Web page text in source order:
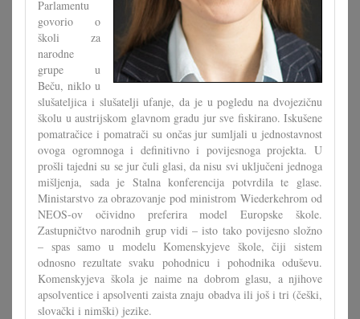
Parlamentu
govorio o
školi za
narodne
grupe u
Beču, niklo u
slušateljica i slušatelji ufanje, da je u pogledu na dvojezičnu
školu u austrijskom glavnom gradu jur sve fiskirano. Iskušene
pomatračice i pomatrači su ončas jur sumljali u jednostavnost
ovoga ogromnoga i definitivno i povijesnoga projekta. U
prošli tajedni su se jur čuli glasi, da nisu svi uključeni jednoga
mišljenja, sada je Stalna konferencija potvrdila te glase.
Ministarstvo za obrazovanje pod ministrom Wiederkehrom od
NEOS-ov očividno preferira model Europske škole.
Zastupničtvo narodnih grup vidi – isto tako povijesno složno
– spas samo u modelu Komenskyjeve škole, čiji sistem
odnosno rezultate svaku pohodnicu i pohodnika oduševu.
Komenskyjeva škola je naime na dobrom glasu, a njihove
apsolventice i apsolventi zaista znaju obadva ili još i tri (češki,
slovački i nimški) jezike.